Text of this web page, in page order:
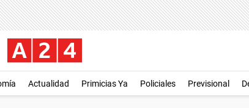
Actualidad Primicias Ya Policiales Previsional